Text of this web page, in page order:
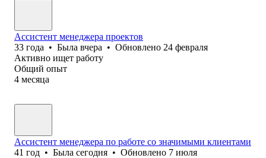
Ассистент менеджера проектов
33 года • Была вчера • Обновлено 24 февраля
Активно ищет работу
Общий опыт
4 месяца
Ассистент менеджера по работе со значимыми клиентами
41 год • Была сегодня • Обновлено 7 июля